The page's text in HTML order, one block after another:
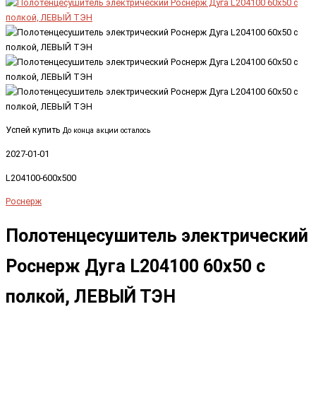
Успей купить До конца акции осталось
2027-01-01
L204100-600x500
Роснерж
Полотенцесушитель электрический
Роснерж Дуга L204100 60x50 с
полкой, ЛЕВЫЙ ТЭН